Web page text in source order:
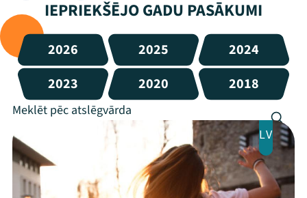
IEPRIEKŠĒJO GADU PASĀKUMI
2026 2025
2024
2023
2020 2018
LV